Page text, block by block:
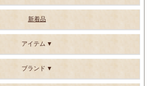
新着品
アイテム
ブランド